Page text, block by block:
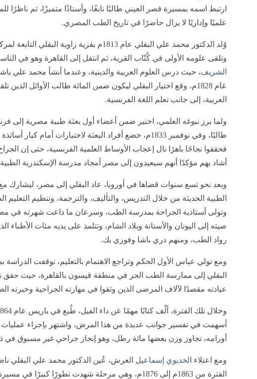
ارتبط اسمه بمسيرة قصر العيني طالبًا نابغًا، وأستاذًا متميزًا، ثم ناظرًا
علميًا وإداريًا لا يزال حاضرًا في تاريخ الطب المصري.
وُلد الدكتور محمد علي البقلي عام 1813م بقرية زاوية البقلي التابعة لمركز تلا ب
وتلقى علومه الأولى في كُتّاب القرية، ثم انتقل إلى القاهرة وهو في
الشريف، حيث درس العلوم العربية والدينية، وعندما أنشأ محمد علي
عام 1828م، وقع اختيار البقلي ليكون ضمن المائة طالب الأوائل الذين
العربية، إلى جانب تعلم اللغة الفرنسية.
ولما برز نبوغه العلمي، اختير ضمن أعضاء أول بعثة طبية مصرية إلى
طالبًا، وفي نوفمبر 1833م، خضع أفراد البعثة لاختبارات أمام
فحققوا نجاحًا باهرًا نال إعجاب الأوساط العلمية الفرنسية، حتى إن
أشاد بهم مؤكدًا أنهم سيعيدون إلى مصر أمجاد مدرسة الإسكندرية الطبية
وبعد نحو تسع سنوات قضاها في أوروبا، عاد البقلي إلى مصر، ليشارك
الطبية الحديثة من خلال التدريس، والتأليف، والترجمة، وتنظيم التعليم
وتولى أستاذية الجراحة بمدرسة الطب، وسرعان ما ذاعت شهرته في
صيته إلى اليونان والأستانة وبلاد الشام، وتتلمذ على يديه مئات الأطباء
رواد الطب، ومنهم دري باشا وفوزي بك.
ومع تولي عباس الأول الحكم وتراجع الاهتمام بالتعليم، توقفت
البقلي إلى ممارسة الطب الحر في منطقة قيسون بالقاهرة، حيث حقق
عيادته مقصدًا لآلاف المرضى الذين وثقوا في مهارته الجراحية وخبرته
أسهمت في تفسير جوانب عديدة من هذا المرض، واشتهر بإجراء
أورامه، تجاوز وزن بعضها مائة رطل، وهو إنجاز جراحي غير مسبوق في
ومع اعتلاء الخديوي إسماعيل العرش، عُين الدكتور محمد علي البقلي
الفترة من 1863م إلى 1876م، وهي مرحلة شهدت تطورًا